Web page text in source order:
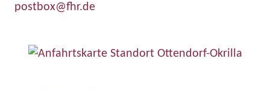
postbox@fhr.de